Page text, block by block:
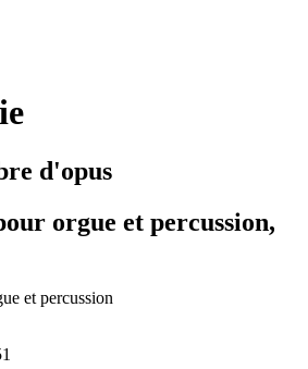
d'opus
orgue et percussion,